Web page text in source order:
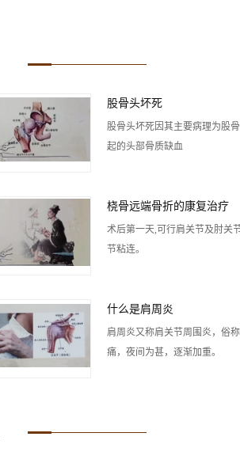
股骨头坏死
股骨头坏死因其主要病理为股
起的头部骨质缺血
桡骨远端骨折的康复治疗
术后第一天,可行肩关节及肘关
节粘连。
什么是肩周炎
肩周炎又称肩关节周围炎，俗
痛，夜间为甚，逐渐加重。